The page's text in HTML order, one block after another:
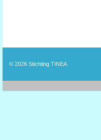
© 2026 Stichting TINEA